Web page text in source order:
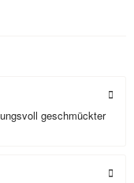
geschmückter